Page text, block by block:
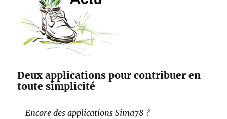
Deux applications pour contribuer en
toute simplicité
– Encore des applications Sima78 ?